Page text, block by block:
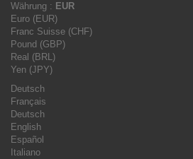
Währung : EUR
Euro (EUR)
Franc Suisse (CHF)
Pound (GBP)
Real (BRL)
Yen (JPY)
Deutsch
Français
Deutsch
English
Español
Italiano